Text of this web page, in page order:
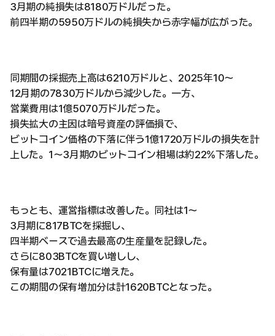
3月期の純損失は8180万ドルだった。
前四半期の5950万ドルの純損失から赤字幅が広がった。
同期間の採掘売上高は6210万ドルと、2025年10〜
12月期の7830万ドルから減少した。一方、
営業費用は1億5070万ドルだった。
損失拡大の主因は暗号資産の評価損で、
ビットコイン価格の下落に伴う1億1720万ドルの損失を計
上した。1〜3月期のビットコイン相場は約22%下落した。
もっとも、運営指標は改善した。同社は1〜
3月期に817BTCを採掘し、
四半期ベースで過去最高の生産量を記録した。
さらに803BTCを買い増しし、
保有量は7021BTCに増えた。
この期間の保有増加分は計1620BTCとなった。